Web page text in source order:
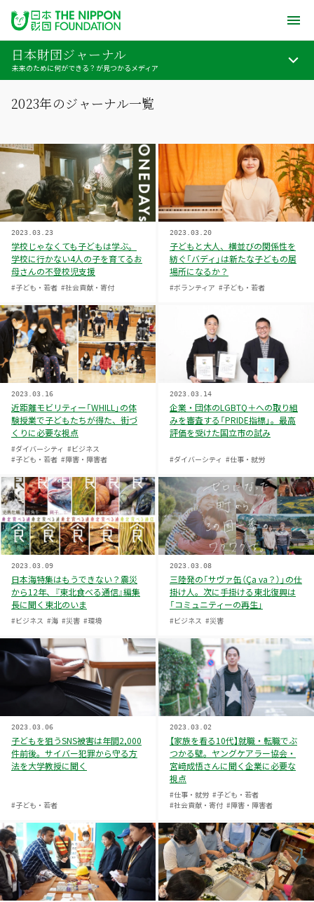
日本財団ジャーナル
未来のために何ができる？が見つかるメディア
2023年のジャーナル一覧
学校じゃなくても子どもは学ぶ。
学校に行かない4人の子を育てるお
母さんの不登校児支援
2023.03.23
#子ども・若者 #社会貢献・寄付
子どもと大人、横並びの関係性を
紡ぐ「バディ」は新たな子どもの居
場所になるか？
2023.03.20
#ボランティア #子ども・若者
近距離モビリティー「WHILL」の体
験授業で子どもたちが得た、街づ
くりに必要な視点
2023.03.16
#ダイバーシティ #ビジネス
#子ども・若者 #障害・障害者
企業・団体のLGBTQ＋への取り組
みを審査する「PRIDE指標」。最高
評価を受けた国立市の試み
2023.03.14
#ダイバーシティ #仕事・就労
日本海特集はもうできない？震災
から12年、『東北食べる通信』編集
長に聞く東北のいま
2023.03.09
#ビジネス #海 #災害 #環境
三陸発の「サヴァ缶（Ça va？）」の仕
掛け人。次に手掛ける東北復興は
「コミュニティーの再生」
2023.03.08
#ビジネス #災害
子どもを狙うSNS被害は年間2,000
件前後。サイバー犯罪から守る方
法を大学教授に聞く
2023.03.06
#子ども・若者
【家族を看る10代】就職・転職でぶ
つかる壁。ヤングケアラー協会・
宮﨑成悟さんに聞く企業に必要な
視点
2023.03.02
#仕事・就労 #子ども・若者
#社会貢献・寄付 #障害・障害者